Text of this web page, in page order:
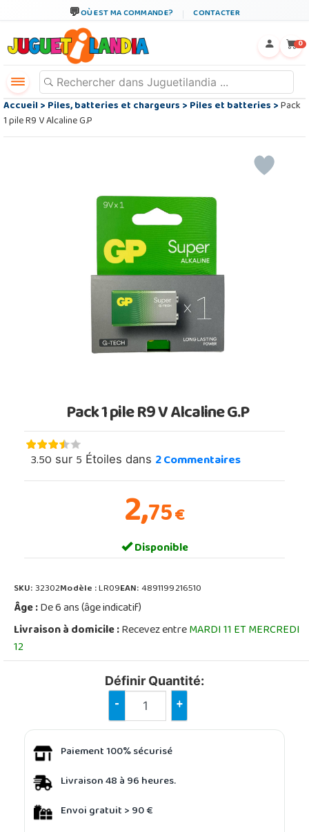
OÙ EST MA COMMANDE? CONTACTER
0
Accueil>Piles, batteries et chargeurs>Piles et batteries>Pack
1 pile R9 V Alcaline G.P
Pack 1 pile R9 V Alcaline G.P
3.50 sur 5 Étoiles dans 2Commentaires
2,75€
Disponible
SKU:32302Modèle :LR09EAN:4891199216510
Âge :De 6 ans (âge indicatif)
Livraison à domicile :Recevez entreMARDI 11 ET MERCREDI
12
Définir Quantité:
- +
Paiement 100% sécurisé
Livraison 48 à 96 heures.
Envoi gratuit > 90 €